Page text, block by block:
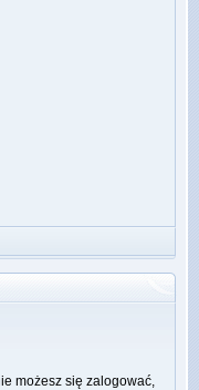
możesz się zalogować,